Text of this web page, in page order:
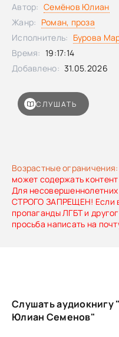
Возрастные ограничения:
может содержать
Для
СТРОГО ЗАПРЕЩЕН! Если
пропаганды ЛГБТ и
просьба написать на
СЛУШАТЬ
Автор: Семёнов Юлиан
Жанр: Роман, проза
Исполнитель: Бурова
Время: 19:17:14
Добавлено: 31.05.2026
Слушать
Юлиан Семенов"